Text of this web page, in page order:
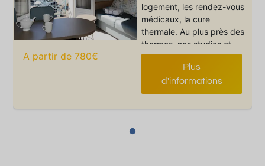
logement, les rendez-vous
médicaux, la cure
thermale. Au plus près des
thermes, nos studios et
appartements vous offrent
un grand confort et vous
bénéficiez d’avantages
(accès au spa offert,
A partir de 780€
Plus
d'informations